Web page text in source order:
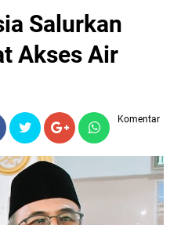
Salurkan
Akses Air
Komentar